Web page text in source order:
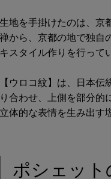
生地を手掛けたのは、京
禅から、京都の地で独自
キスタイル作りを行って
【ウロコ紋】は、日本
り合わせ、上側を部分的
立体的な表情を生み出す
ポシェッ